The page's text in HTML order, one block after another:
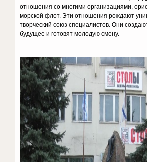
отношения со многими организациями,
морской флот. Эти отношения рождают
творческий союз специалистов. Они
будущее и готовят молодую смену.